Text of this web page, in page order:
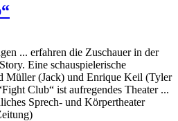
... erfahren die Zuschauer in der
Eine schauspielerische
Müller (Jack) und Enrique Keil (Tyler
Club“ ist aufregendes Theater ...
Sprech- und Körpertheater